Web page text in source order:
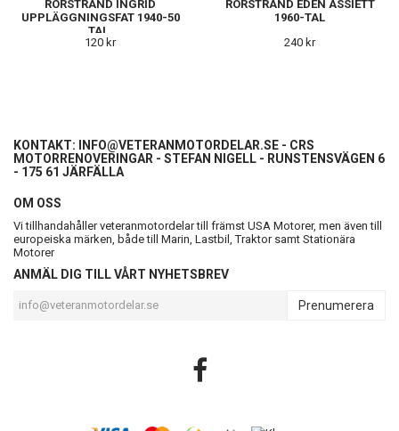
RÖRSTRAND INGRID
UPPLÄGGNINGSFAT 1940-50
TAL.
120 kr
RÖRSTRAND EDEN ASSIETT
1960-TAL
240 kr
KONTAKT: INFO@VETERANMOTORDELAR.SE - CRS
MOTORRENOVERINGAR - STEFAN NIGELL - RUNSTENSVÄGEN 6
- 175 61 JÄRFÄLLA
OM OSS
Vi tillhandahåller veteranmotordelar till främst USA Motorer, men även till
europeiska märken, både till Marin, Lastbil, Traktor samt Stationära
Motorer
ANMÄL DIG TILL VÅRT NYHETSBREV
Prenumerera